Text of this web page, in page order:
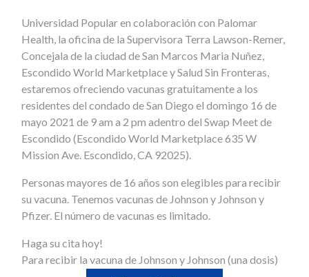
Universidad Popular en colaboración con Palomar
Health, la oficina de la Supervisora Terra Lawson-Remer,
Concejala de la ciudad de San Marcos Maria Nuñez,
Escondido World Marketplace y Salud Sin Fronteras,
estaremos ofreciendo vacunas gratuitamente a los
residentes del condado de San Diego el domingo 16 de
mayo 2021 de 9 am a 2 pm adentro del Swap Meet de
Escondido (Escondido World Marketplace 635 W
Mission Ave. Escondido, CA 92025).
Personas mayores de 16 años son elegibles para recibir
su vacuna. Tenemos vacunas de Johnson y Johnson y
Pfizer. El número de vacunas es limitado.
Haga su cita hoy!
Para recibir la vacuna de Johnson y Johnson (una dosis)